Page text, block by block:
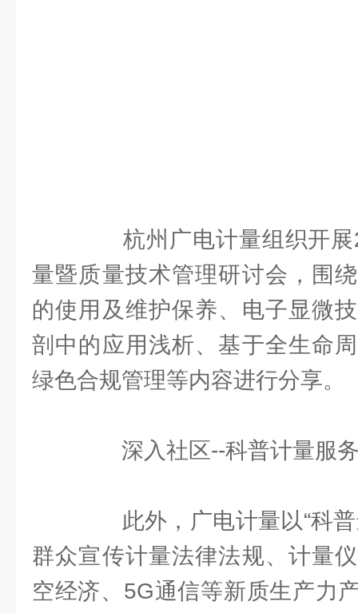
杭州广电计量组织开展
量暨质量技术管理研讨会，围
的使用及维护保养、电子显微
剖中的应用浅析、基于全生命
绿色合规管理等内容进行分享。
深入社区--科普计量服
此外，广电计量以“科普
群众宣传计量法律法规、计量
空经济、5G通信等新质生产力